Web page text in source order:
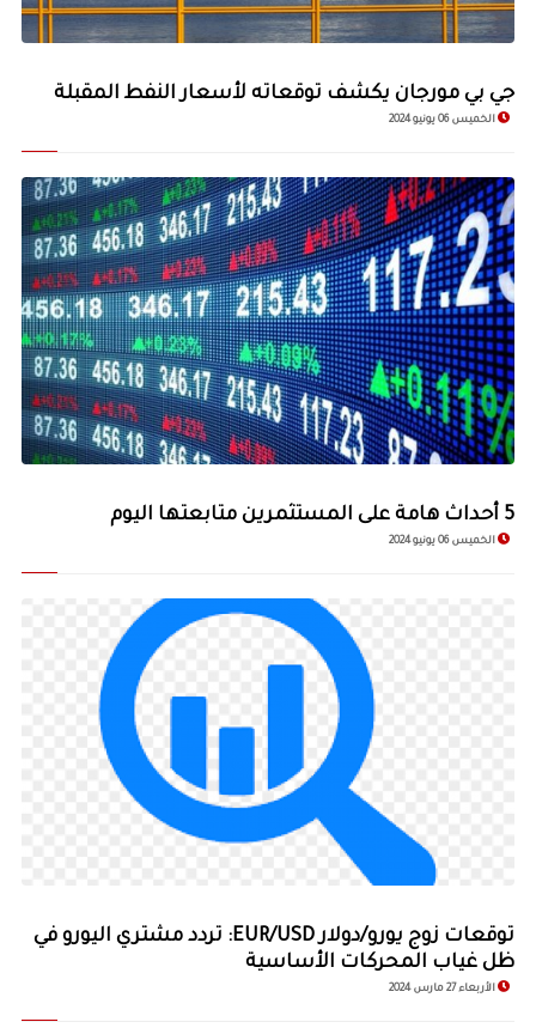
جي بي مورجان يكشف توقعاته لأسعار النفط المقبلة
الخميس 06 يونيو 2024
5 أحداث هامة على المستثمرين متابعتها اليوم
الخميس 06 يونيو 2024
توقعات زوج يورو/دولار EUR/USD: تردد مشتري اليورو في
ظل غياب المحركات الأساسية
الأربعاء 27 مارس 2024